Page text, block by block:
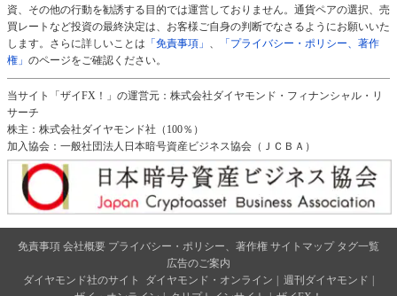
資、その他の行動を勧誘する目的では運営しておりません。通貨ペアの選択、売
買レートなど投資の最終決定は、お客様ご自身の判断でなさるようにお願いいた
します。さらに詳しいことは 「免責事項」 、
「プライバシー・ポリシー、著作
権」 のページをご確認ください。
当サイト「ザイFX！」の運営元：株式会社ダイヤモンド・フィナンシャル・リ
サーチ
株主：株式会社ダイヤモンド社（100％）
加入協会：一般社団法人日本暗号資産ビジネス協会（ＪＣＢＡ）
免責事項 会社概要 プライバシー・ポリシー、著作権 サイトマップ タグ一覧
広告のご案内
ダイヤモンド社のサイト
ダイヤモンド・オンライン | 週刊ダイヤモンド |